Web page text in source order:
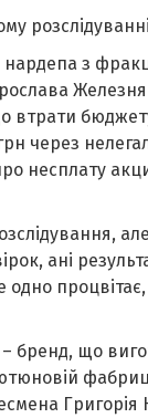
з
втрати
через
несплату
ані
одно
бренд, що
Григорія